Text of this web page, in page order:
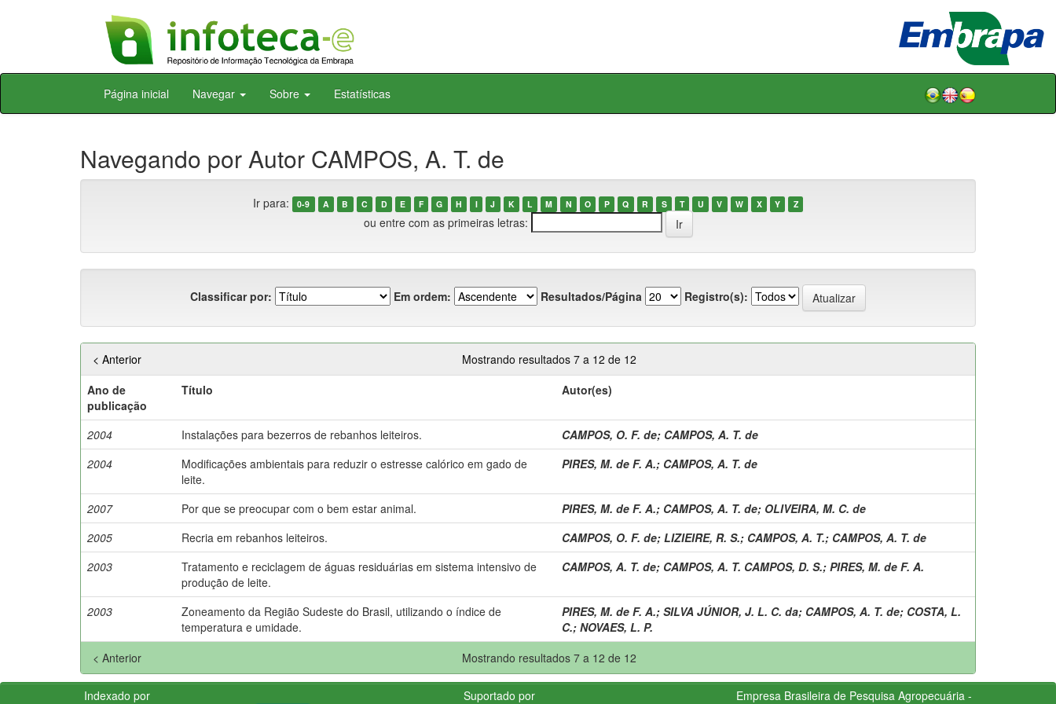
Skip
Página inicial Navegar Sobre Estatísticas
Navegando por Autor CAMPOS, A. T. de
Ir para: 0-9 A B C D E F G H I J K L M N O P Q R S T U V W X Y Z
ou entre com as primeiras letras:
Classificar por: Em ordem: Resultados/Página Registro(s):
Mostrando resultados 7 a 12 de 12
< Anterior
Ano de
publicação
Título Autor(es)
2004 Instalações para bezerros de rebanhos leiteiros. CAMPOS, O. F. de; CAMPOS, A. T. de
2004
Modificações ambientais para reduzir o estresse calórico em gado de
leite.
PIRES, M. de F. A.; CAMPOS, A. T. de
2007 Por que se preocupar com o bem estar animal. PIRES, M. de F. A.; CAMPOS, A. T. de; OLIVEIRA, M. C. de
2005
Recria em rebanhos leiteiros. CAMPOS, O. F. de; LIZIEIRE, R. S.; CAMPOS, A. T.; CAMPOS, A. T. de
2003
Tratamento e reciclagem de águas residuárias em sistema intensivo de
produção de leite.
CAMPOS, A. T. de; CAMPOS, A. T. CAMPOS, D. S.; PIRES, M. de F. A.
2003
Zoneamento da Região Sudeste do Brasil, utilizando o índice de
temperatura e umidade.
PIRES, M. de F. A.; SILVA JÚNIOR, J. L. C. da; CAMPOS, A. T. de; COSTA, L.
C.; NOVAES, L. P.
Mostrando resultados 7 a 12 de 12
< Anterior
Indexado por Suportado por
Empresa Brasileira de Pesquisa Agropecuária -